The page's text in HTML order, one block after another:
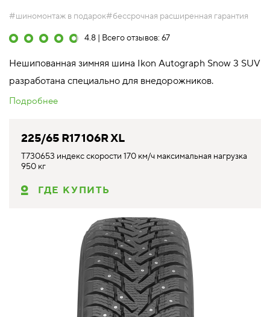
#шиномонтаж в подарок#бессрочная расширенная гарантия
4.8 | Всего отзывов: 67
Нешипованная зимняя шина Ikon Autograph Snow 3 SUV
разработана специально для внедорожников.
Подробнее
225/65 R17 106R XL
T730653 индекс скорости 170 км/ч максимальная нагрузка
950 кг
ГДЕ КУПИТЬ